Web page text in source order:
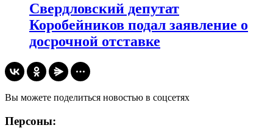
Свердловский депутат
Коробейников подал заявление о
досрочной отставке
Вы можете поделиться новостью в соцсетях
Персоны: